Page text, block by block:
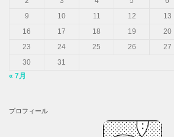
9
10 11 12 13
16
17 18 19 20
23
24 25 26 27
30
31
« 7月
プロフィール